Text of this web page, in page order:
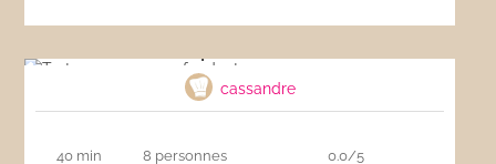
cassandre
40 min 8 personnes 0.0/5